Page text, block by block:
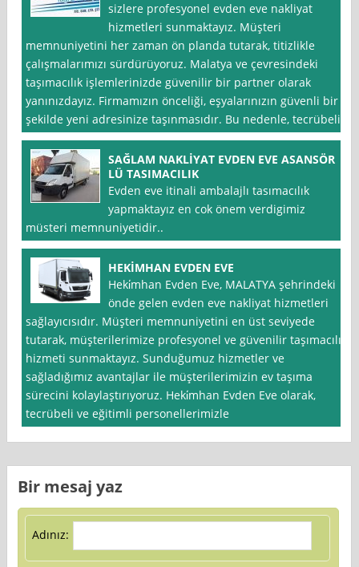
sizlere profesyonel evden eve nakliyat
hizmetleri sunmaktayız. Müşteri
memnuniyetini her zaman ön planda tutarak, titizlikle
çalışmalarımızı sürdürüyoruz. Malatya ve çevresindeki
taşımacılık işlemlerinizde güvenilir bir partner olarak
yanınızdayız. Firmamızın önceliği, eşyalarınızın güvenli bir
şekilde yeni adresinize taşınmasıdır. Bu nedenle, tecrübeli
SAĞLAM NAKLİYAT EVDEN EVE ASANSÖR
LÜ TASIMACILIK
Evden eve itinali ambalajlı tasımacılık
yapmaktayız en cok önem verdigimiz
müsteri memnuniyetidir..
HEKİMHAN EVDEN EVE
Heki̇mhan Evden Eve, MALATYA şehrindeki
önde gelen evden eve nakliyat hizmetleri
sağlayıcısıdır. Müşteri memnuniyetini en üst seviyede
tutarak, müşterilerimize profesyonel ve güvenilir taşımacılık
hizmeti sunmaktayız. Sunduğumuz hizmetler ve
sağladığımız avantajlar ile müşterilerimizin ev taşıma
sürecini kolaylaştırıyoruz. Heki̇mhan Evden Eve olarak,
tecrübeli ve eğitimli personellerimizle
Bir mesaj yaz
Adınız: